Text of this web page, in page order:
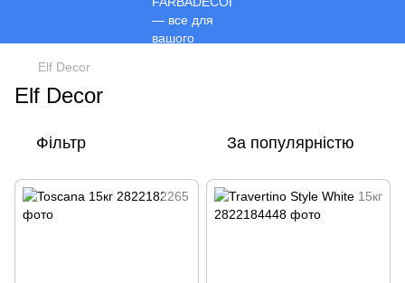
Elf Decor
Elf Decor
Фільтр За популярністю